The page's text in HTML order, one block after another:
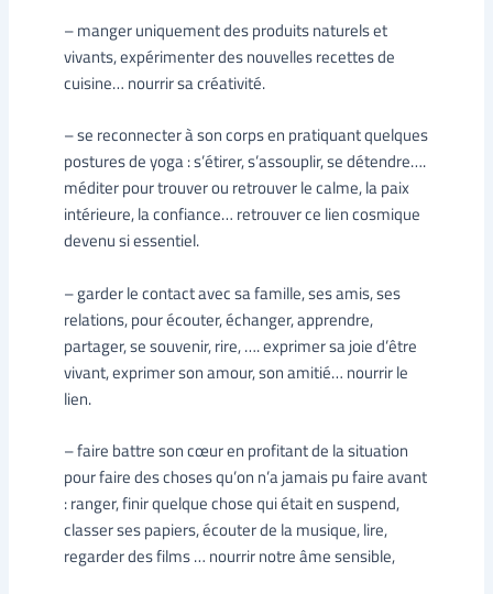
– manger uniquement des produits naturels et
vivants, expérimenter des nouvelles recettes de
cuisine… nourrir sa créativité.
– se reconnecter à son corps en pratiquant quelques
postures de yoga : s’étirer, s’assouplir, se détendre….
méditer pour trouver ou retrouver le calme, la paix
intérieure, la confiance… retrouver ce lien cosmique
devenu si essentiel.
– garder le contact avec sa famille, ses amis, ses
relations, pour écouter, échanger, apprendre,
partager, se souvenir, rire, …. exprimer sa joie d’être
vivant, exprimer son amour, son amitié… nourrir le
lien.
– faire battre son cœur en profitant de la situation
pour faire des choses qu’on n’a jamais pu faire avant
: ranger, finir quelque chose qui était en suspend,
classer ses papiers, écouter de la musique, lire,
regarder des films … nourrir notre âme sensible,